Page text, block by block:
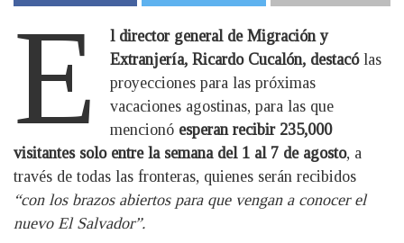
E
l director general de Migración y
Extranjería, Ricardo Cucalón, destacólas
proyecciones para las próximas
vacaciones agostinas, para las que
mencionó esperan recibir 235,000
visitantes solo entre la semana del 1 al 7 de agosto, a
través de todas las fronteras, quienes serán recibidos
“con los brazos abiertos para que vengan a conocer el
nuevo El Salvador”.